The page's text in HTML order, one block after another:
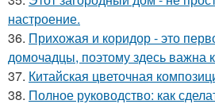
настроение.
36. Прихожая и коридор - это
домочадцы, поэтому здесь важна
37. Китайская цветочная
38. Полное руководство: как